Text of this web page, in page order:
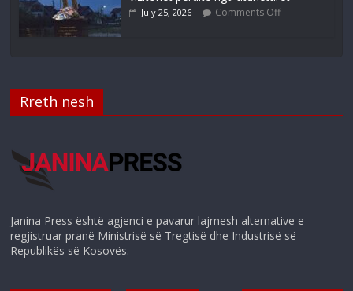
July 25, 2026 Comments Off
Rreth nesh
Janina Press është agjenci e pavarur lajmesh alternative e
regjistruar pranë Ministrisë së Tregtisë dhe Industrisë së
Republikës së Kosovës.